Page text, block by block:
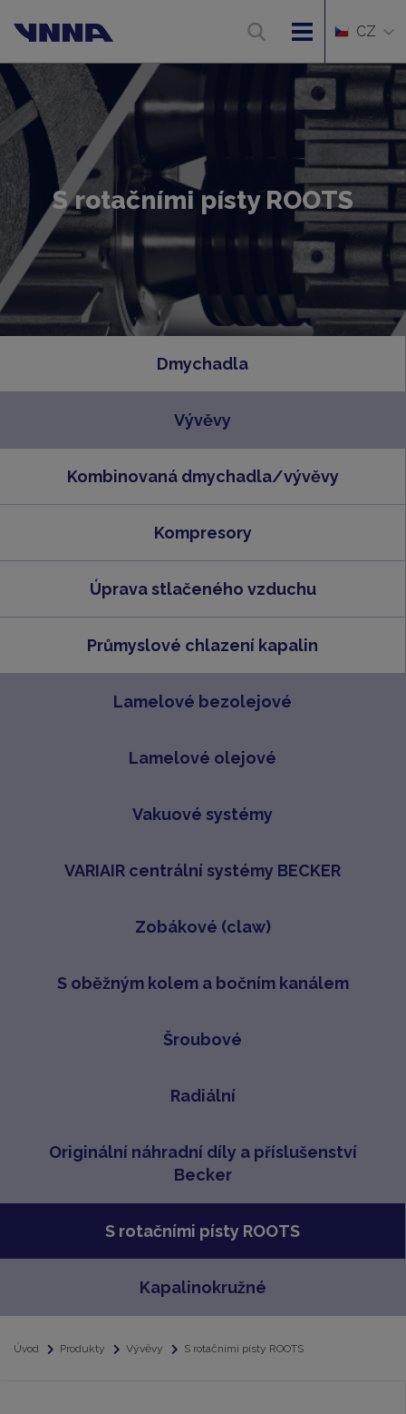
CZ
S rotačními písty ROOTS
Dmychadla
Vývěvy
Kombinovaná dmychadla/vývěvy
Kompresory
Úprava stlačeného vzduchu
Průmyslové chlazení kapalin
Lamelové bezolejové
Lamelové olejové
Vakuové systémy
VARIAIR centrální systémy BECKER
Zobákové (claw)
S oběžným kolem a bočním kanálem
Šroubové
Radiální
Originální náhradní díly a příslušenství
Becker
S rotačními písty ROOTS
Kapalinokružné
Úvod Produkty Vývěvy S rotačními písty ROOTS